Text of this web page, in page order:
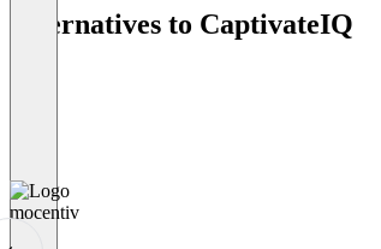
Alternatives to CaptivateIQ
mocentiv